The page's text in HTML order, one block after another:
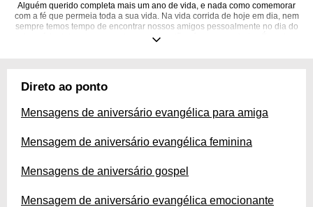
Alguém querido completa mais um ano de vida, e nada como comemorar
com a fé que permeia toda a sua vida. Na vida corrida de hoje em dia, nem
sempre temos tempo de encontrar nossos amigos pessoalmente no dia do
aniversário deles, mas as redes sociais estão aí para nos ajudar. É por isso
vidas, mas o aniversário é um momento especial para celebrá-la. Dê
Direto ao ponto
Mensagens de aniversário evangélica para amiga
Mensagem de aniversário evangélica feminina
Mensagens de aniversário gospel
Mensagem de aniversário evangélica emocionante